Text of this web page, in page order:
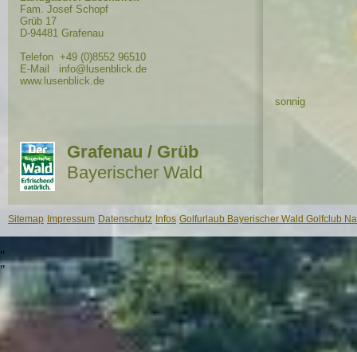
Fam. Josef Schopf
Grüb 17
D-94481 Grafenau
Telefon +49 (0)8552 96510
E-Mail info@lusenblick.de
www.lusenblick.de
Grafenau / Grüb
Bayerischer Wald
sonnig
Sitemap Impressum Datenschutz Infos Golfurlaub Bayerischer Wald Golfclub
"
"